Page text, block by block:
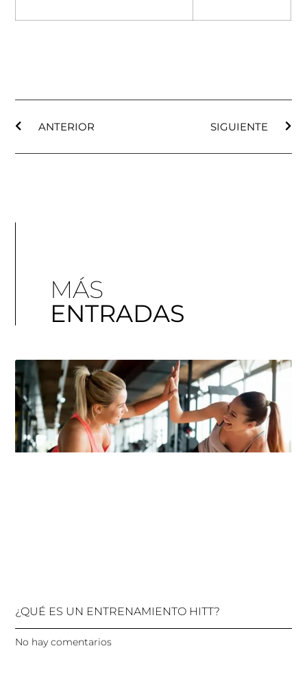
ANTERIOR SIGUIENTE
MÁS
ENTRADAS
¿QUÉ ES UN ENTRENAMIENTO HITT?
No hay comentarios